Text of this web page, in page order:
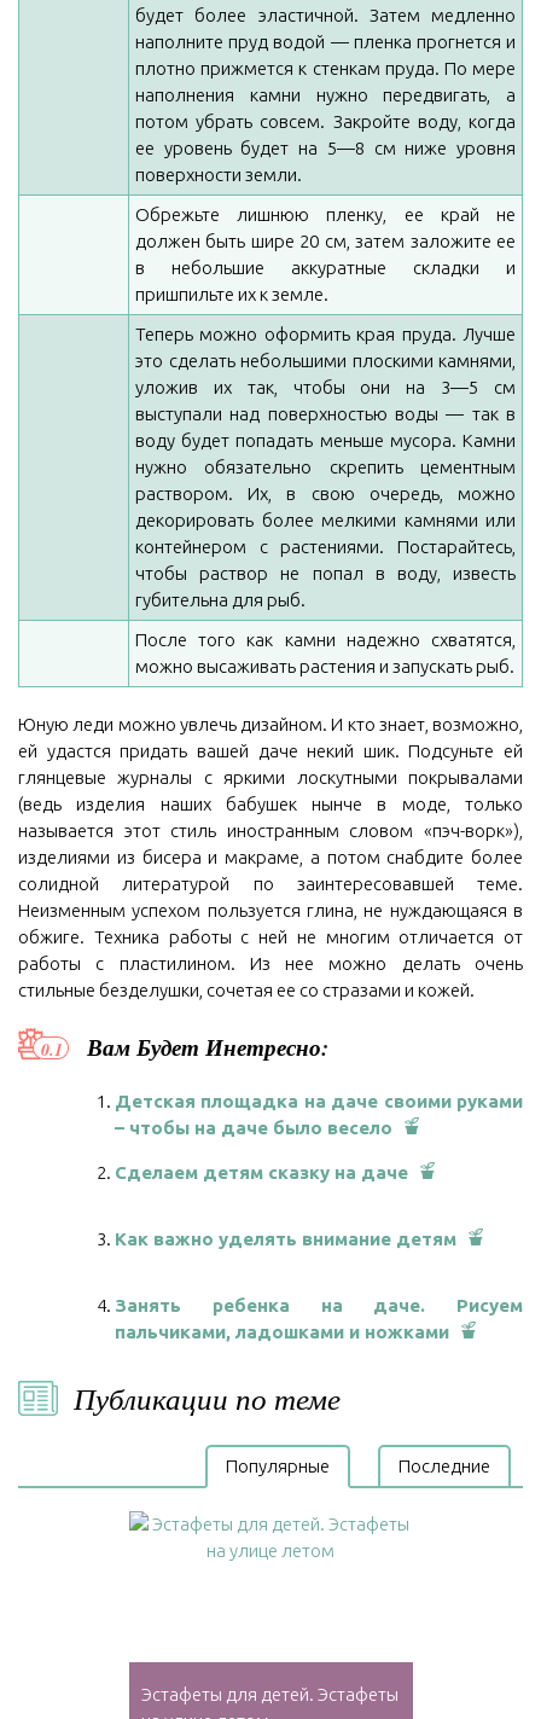
будет более эластичной. Затем медленно
наполните пруд водой — пленка прогнется и
плотно прижмется к стенкам пруда. По мере
наполнения камни нужно передвигать, а
потом убрать совсем. Закройте воду, когда
ее уровень будет на 5—8 см ниже уровня
поверхности земли.
Обрежьте лишнюю пленку, ее край не
должен быть шире 20 см, затем заложите ее
в небольшие аккуратные складки и
пришпильте их к земле.
Теперь можно оформить края пруда. Лучше
это сделать небольшими плоскими камнями,
уложив их так, чтобы они на 3—5 см
выступали над поверхностью воды — так в
воду будет попадать меньше мусора. Камни
нужно обязательно скрепить цементным
раствором. Их, в свою очередь, можно
декорировать более мелкими камнями или
контейнером с растениями. Постарайтесь,
чтобы раствор не попал в воду, известь
губительна для рыб.
После того как камни надежно схватятся,
можно высаживать растения и запускать рыб.
Юную леди можно увлечь дизайном. И кто знает, возможно,
ей удастся придать вашей даче некий шик. Подсуньте ей
глянцевые журналы с яркими лоскутными покрывалами
(ведь изделия наших бабушек нынче в моде, только
называется этот стиль иностранным словом «пэч-ворк»),
изделиями из бисера и макраме, а потом снабдите более
солидной литературой по заинтересовавшей теме.
Неизменным успехом пользуется глина, не нуждающаяся в
обжиге. Техника работы с ней не многим отличается от
работы с пластилином. Из нее можно делать очень
стильные безделушки, сочетая ее со стразами и кожей.
Вам Будет Инетресно:
Детская площадка на даче своими руками
– чтобы на даче было весело
Сделаем детям сказку на даче
Как важно уделять внимание детям
Занять ребенка на даче. Рисуем
пальчиками, ладошками и ножками
Публикации по теме
Популярные Последние
Эстафеты для детей. Эстафеты